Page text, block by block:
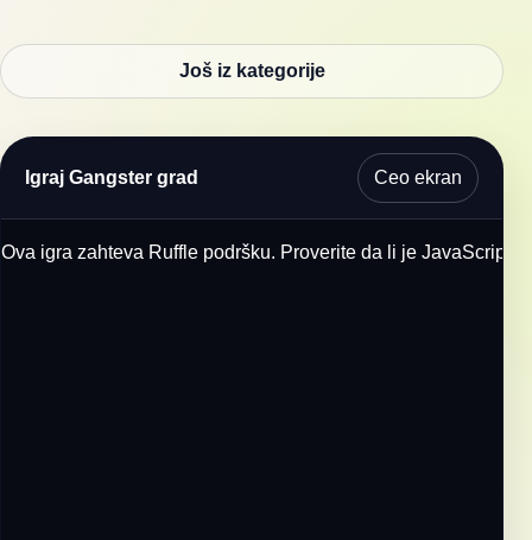
Još iz kategorije
Igraj Gangster grad Ceo ekran
Ova igra zahteva Ruffle podršku. Proverite da li je JavaScript